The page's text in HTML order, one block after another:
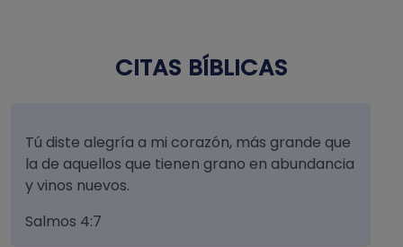
CITAS BÍBLICAS
Tú diste alegría a mi corazón, más grande que
la de aquellos que tienen grano en abundancia
y vinos nuevos.
Salmos 4:7